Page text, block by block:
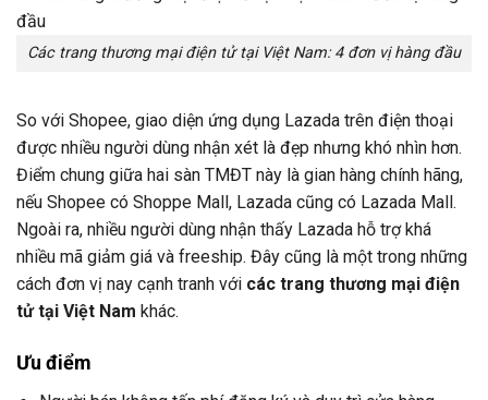
Các trang thương mại điện tử tại Việt Nam: 4 đơn vị hàng đầu
So với Shopee, giao diện ứng dụng Lazada trên điện thoại
được nhiều người dùng nhận xét là đẹp nhưng khó nhìn hơn.
Điểm chung giữa hai sàn TMĐT này là gian hàng chính hãng,
nếu Shopee có Shoppe Mall, Lazada cũng có Lazada Mall.
Ngoài ra, nhiều người dùng nhận thấy Lazada hỗ trợ khá
nhiều mã giảm giá và freeship. Đây cũng là một trong những
cách đơn vị nay cạnh tranh với các trang thương mại điện
tử tại Việt Nam khác.
Ưu điểm